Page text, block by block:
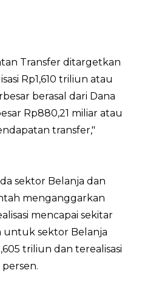
Transfer ditargetkan
Rp1,610 triliun atau
berasal dari Dana
Rp880,21 miliar atau
transfer,"
sektor Belanja dan
menganggarkan
mencapai sekitar
untuk sektor Belanja
triliun dan terealisasi
persen.